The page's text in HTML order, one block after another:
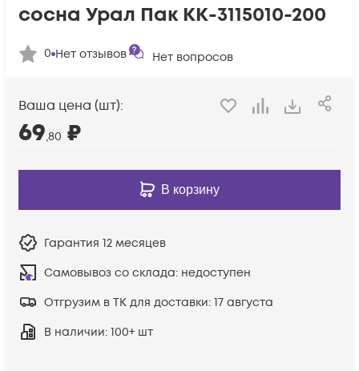
сосна Урал Пак КК-3115010-200
0 Нет отзывов Нет вопросов
Ваша цена (шт):
69,80 ₽
В корзину
Гарантия 12 месяцев
Самовывоз со склада: недоступен
Отгрузим в ТК для доставки: 17 августа
В наличии: 100+ шт